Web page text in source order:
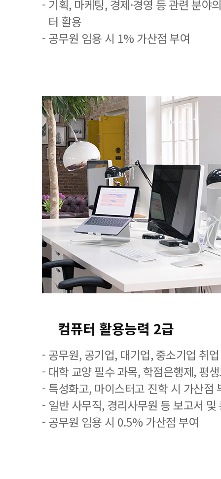
- 기획, 마케팅, 경제·경영 등 관련 분야
터 활용
- 공무원 임용 시 1% 가산점 부여
컴퓨터 활용능력 2급
- 공무원, 공기업, 대기업, 중소기업 취
- 대학 교양 필수 과목, 학점은행제, 평
- 특성화고, 마이스터고 진학 시 가산점
- 일반 사무직, 경리사무원 등 보고서 및
- 공무원 임용 시 0.5% 가산점 부여